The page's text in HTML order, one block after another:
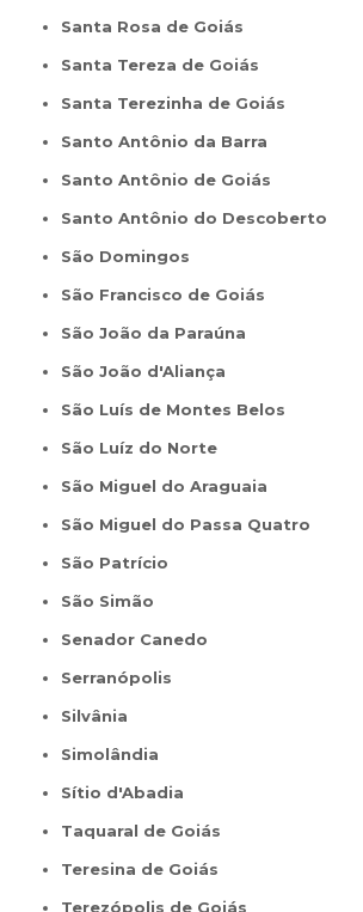
Santa Rosa de Goiás
Santa Tereza de Goiás
Santa Terezinha de Goiás
Santo Antônio da Barra
Santo Antônio de Goiás
Santo Antônio do Descoberto
São Domingos
São Francisco de Goiás
São João da Paraúna
São João d'Aliança
São Luís de Montes Belos
São Luíz do Norte
São Miguel do Araguaia
São Miguel do Passa Quatro
São Patrício
São Simão
Senador Canedo
Serranópolis
Silvânia
Simolândia
Sítio d'Abadia
Taquaral de Goiás
Teresina de Goiás
Terezópolis de Goiás